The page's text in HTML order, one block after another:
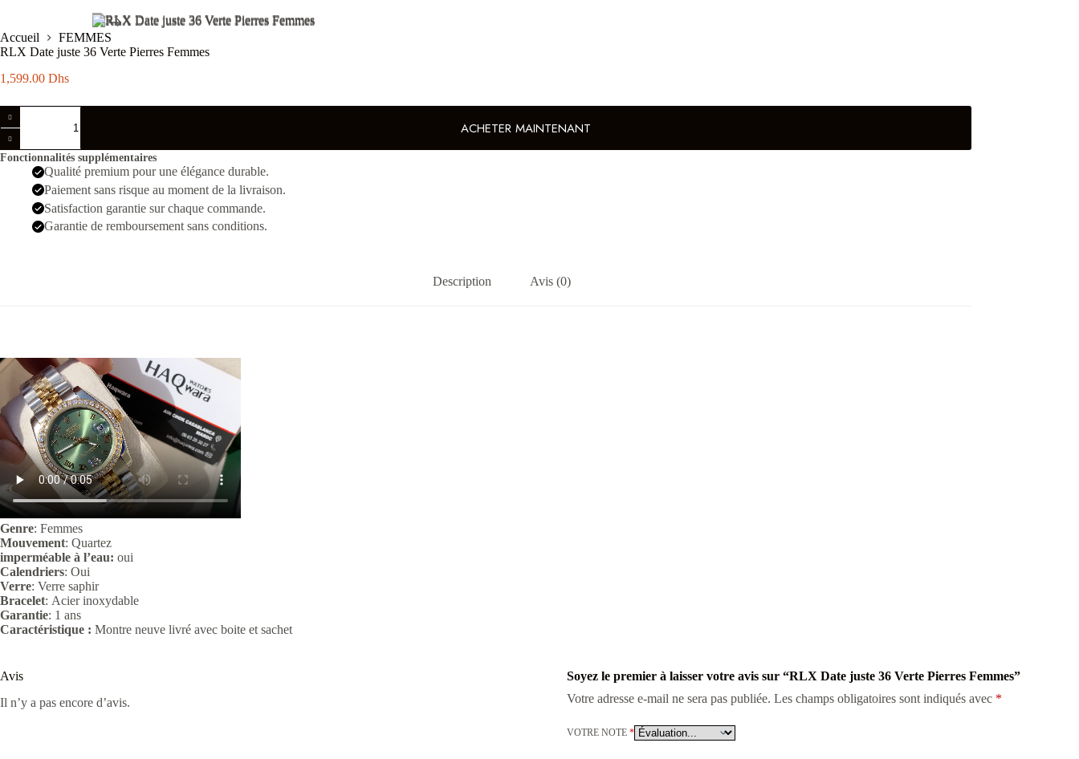
Accueil
FEMMES
RLX Date juste 36 Verte Pierres Femmes
1,599.00 Dhs
de
RLX
Date
Pierres
Femmes
ACHETER MAINTENANT
Fonctionnalités supplémentaires
Qualité premium pour une élégance durable.
Paiement sans risque au moment de la livraison.
Satisfaction garantie sur chaque commande.
Garantie de remboursement sans conditions.
Description Avis (0)
Genre: Femmes
Mouvement: Quartez
imperméable à l’eau: oui
Calendriers: Oui
Verre: Verre saphir
Bracelet: Acierinoxydable
Garantie: 1 ans
Caractéristique : Montre neuve livré avec boite et sachet
Avis
Il n’y a pas encore d’avis.
Soyez le premier à laisser votre avis sur “RLX Date juste 36 Verte Pierres Femmes”
Votre adresse e-mail ne sera pas publiée. Les champs obligatoires sont indiqués avec *
VOTRE NOTE *